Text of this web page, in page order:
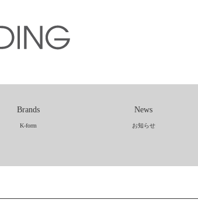
Brands
K-form
News
お知らせ